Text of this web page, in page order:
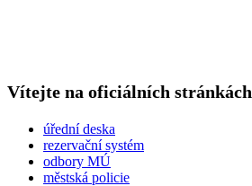
Vítejte na oficiálních stránkách
úřední deska
rezervační systém
odbory MÚ
městská policie